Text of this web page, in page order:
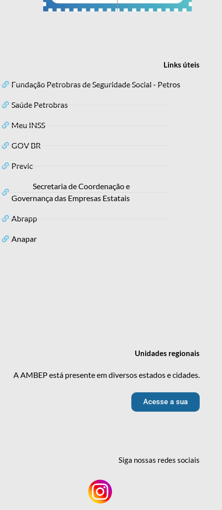
Linksúteis
Fundação Petrobras de Seguridade Social - Petros
Saúde Petrobras
Meu INSS
GOV BR
Previc
Secretaria de Coordenação e
Governança das Empresas Estatais
Abrapp
Anapar
Unidades regionais
A AMBEP está presente em diversos estados e cidades.
Acesse a sua
Siga nossas redessociais